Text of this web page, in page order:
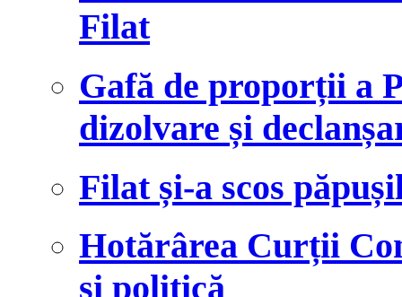
Filat
Gafă de proporții a
dizolvare și
Filat și-a scos
Hotărârea Curții
și politică